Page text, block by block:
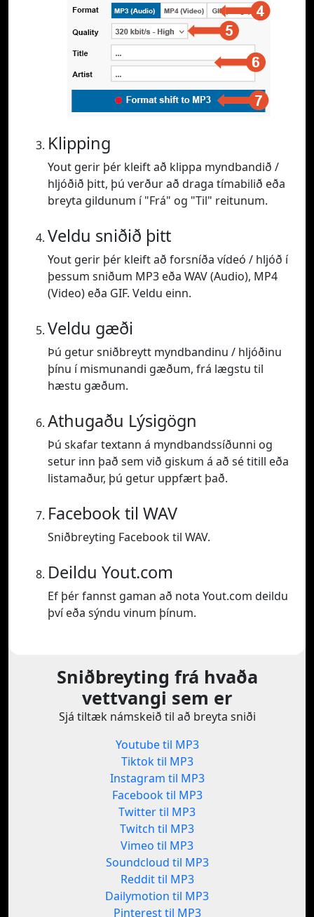
Klipping
Yout gerir þér kleift að klippa myndbandið /
hljóðið þitt, þú verður að draga tímabilið eða
breyta gildunum í "Frá" og "Til" reitunum.
Veldu sniðið þitt
Yout gerir þér kleift að forsníða vídeó / hljóð í
þessum sniðum MP3 eða WAV (Audio), MP4
(Video) eða GIF. Veldu einn.
Veldu gæði
Þú getur sniðbreytt myndbandinu / hljóðinu
þínu í mismunandi gæðum, frá lægstu til
hæstu gæðum.
Athugaðu Lýsigögn
Þú skafar textann á myndbandssíðunni og
setur inn það sem við giskum á að sé titill eða
listamaður, þú getur uppfært það.
Facebook til WAV
Sniðbreyting Facebook til WAV.
Deildu Yout.com
Ef þér fannst gaman að nota Yout.com deildu
því eða sýndu vinum þínum.
Sniðbreyting frá hvaða
vettvangi sem er
Sjá tiltæk námskeið til að breyta sniði
Youtube til MP3
Tiktok til MP3
Instagram til MP3
Facebook til MP3
Twitter til MP3
Twitch til MP3
Vimeo til MP3
Soundcloud til MP3
Reddit til MP3
Dailymotion til MP3
Pinterest til MP3